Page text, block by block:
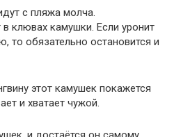
с пляжа молча.
клювах камушки. Если уронит
то обязательно остановится и
этот камушек покажется
и хватает чужой.